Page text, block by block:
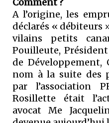
A l’origine, les
déclarés « débiteurs
vilains petits
Pouilleute, Président
de Développement,
nom à la suite des
par l’association
Rosillette était
avocat Me